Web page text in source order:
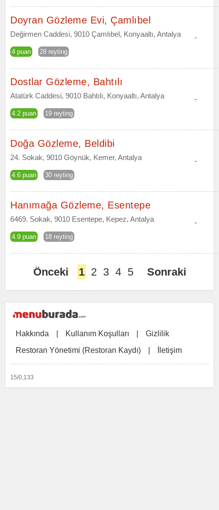
Doyran Gözleme Evi, Çamlıbel
Değirmen Caddesi, 9010 Çamlıbel, Konyaaltı, Antalya
4 puan 28 reyting
-
Dostlar Gözleme, Bahtılı
Atatürk Caddesi, 9010 Bahtılı, Konyaaltı, Antalya
4.2 puan 19 reyting
-
Doğa Gözleme, Beldibi
24. Sokak, 9010 Göynük, Kemer, Antalya
4.6 puan 30 reyting
-
Hanımağa Gözleme, Esentepe
6469. Sokak, 9010 Esentepe, Kepez, Antalya
4.9 puan 18 reyting
-
Önceki 1 2 3 4 5 Sonraki
Hakkında Kullanım Koşulları
Gizlilik
Restoran Yönetimi (Restoran Kaydı)
İletişim
15/0,133